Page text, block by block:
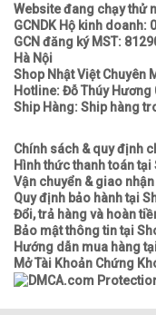
Website đang chạy thử
GCNDK Hộ kinh doanh:
GCN đăng ký MST:
Hà Nội
Shop Nhật Việt Chuyên
Hotline: Đỗ Thúy
Ship Hàng: Ship hàng
Chính sách & quy định
Hình thức thanh toán tại
Vận chuyển & giao
Quy định bảo hành tại
Đổi, trả hàng và hoàn
Bảo mật thông tin tại
Hướng dẫn mua hàng
Mở Tài Khoản Chứng